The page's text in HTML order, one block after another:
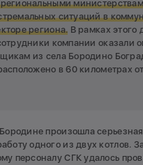
ситуаций в
региона. В рамках этого
компании оказали
из села Бородино
в 60 километрах
произошла
одного из двух котлов.
персоналу СГК удалось